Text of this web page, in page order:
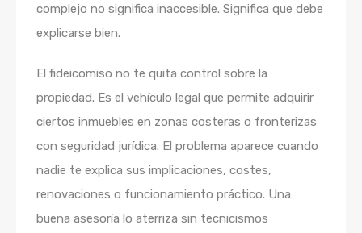
complejo no significa inaccesible. Significa que debe
explicarse bien.
El fideicomiso no te quita control sobre la
propiedad. Es el vehículo legal que permite adquirir
ciertos inmuebles en zonas costeras o fronterizas
con seguridad jurídica. El problema aparece cuando
nadie te explica sus implicaciones, costes,
renovaciones o funcionamiento práctico. Una
buena asesoría lo aterriza sin tecnicismos